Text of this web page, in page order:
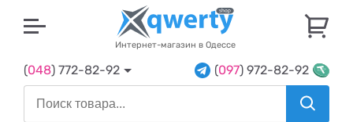
Интернет-магазин в Одессе
(048) 772-82-92 (097) 972-82-92